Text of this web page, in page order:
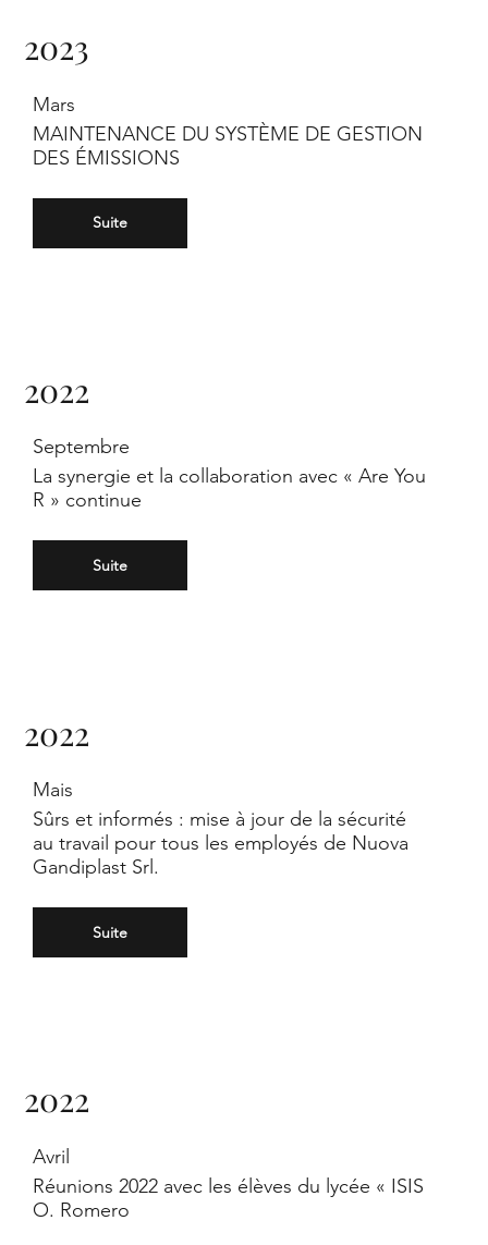
2023
Mars
MAINTENANCE DU SYSTÈME DE GESTION
DES ÉMISSIONS
Suite
2022
Septembre
La synergie et la collaboration avec « Are You
R » continue
Suite
2022
Mais
Sûrs et informés : mise à jour de la sécurité
au travail pour tous les employés de Nuova
Gandiplast Srl.
Suite
2022
Avril
Réunions 2022 avec les élèves du lycée « ISIS
O. Romero